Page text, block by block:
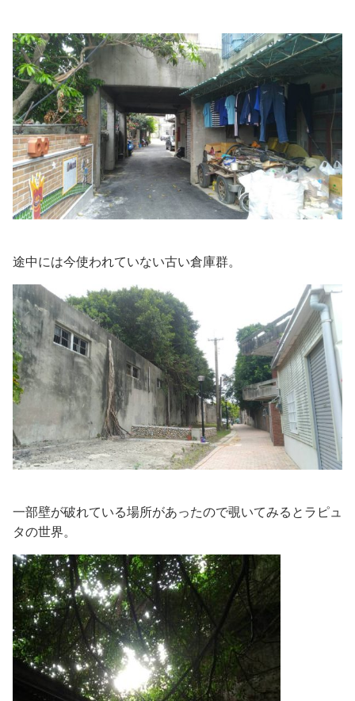
途中には今使われていない古い倉庫群。
一部壁が破れている場所があったので覗いてみるとラピュ
タの世界。